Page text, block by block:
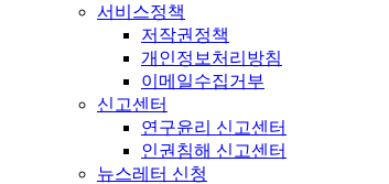
서비스정책
저작권정책
개인정보처리방침
이메일수집거부
신고센터
연구윤리 신고센터
인권침해 신고센터
뉴스레터 신청